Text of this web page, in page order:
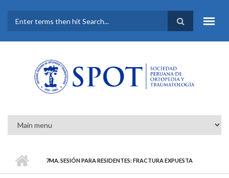
FORMULARIO DE
BÚSQUEDA
7MA. SESIÓN PARA RESIDENTES: FRACTURA EXPUESTA